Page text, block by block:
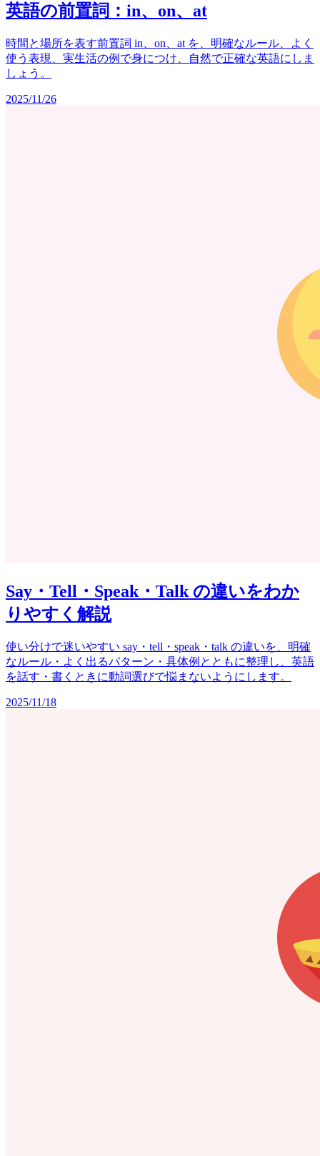
英語の前置詞：in、on、at
時間と場所を表す前置詞 in、on、at を、明確なルール、よく
使う表現、実生活の例で身につけ、自然で正確な英語にしま
しょう。
2025/11/26
Say・Tell・Speak・Talk の違いをわか
りやすく解説
使い分けで迷いやすい say・tell・speak・talk の違いを、明確
なルール・よく出るパターン・具体例とともに整理し、英語
を話す・書くときに動詞選びで悩まないようにします。
2025/11/18